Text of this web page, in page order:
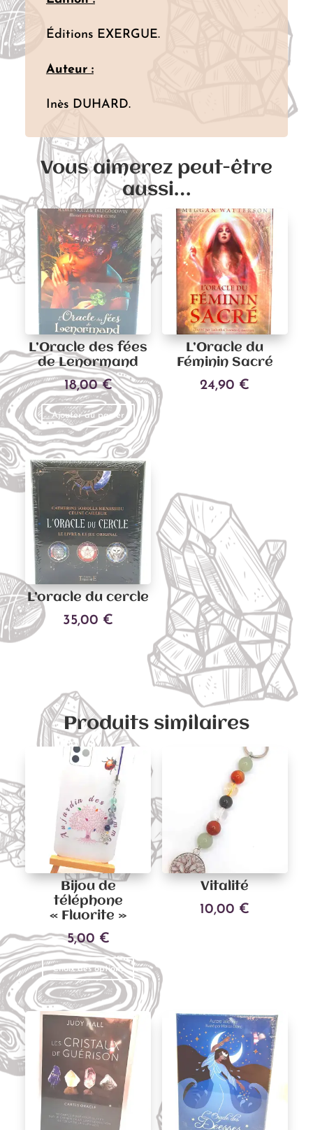
Éditions EXERGUE.
Auteur :
Inès DUHARD.
Vous aimerez peut-être
aussi…
L’Oracle des fées
de Lenormand
18,00€
Ajouter au panier
L’Oracle du
Féminin Sacré
24,90 €
L’oracle du cercle
35,00 €
Produits similaires
Bijou de
téléphone
« Fluorite »
5,00 €
Choix des options
produit
a
plusieurs
variations.
peuvent
choisies
Vitalité
10,00 €